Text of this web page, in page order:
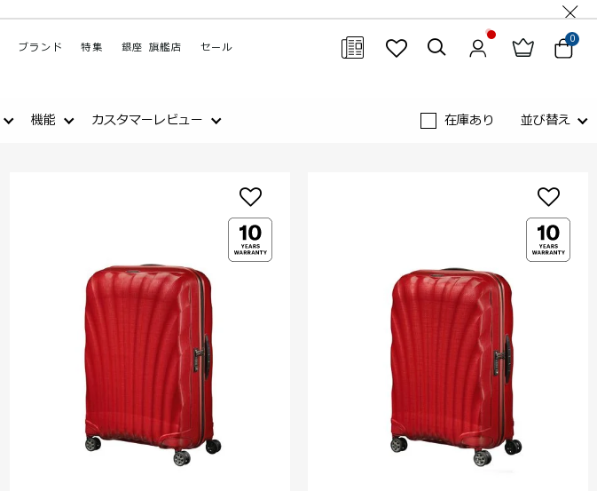
ブランド 特集 銀座 旗艦店 セール
0
閉じる
機能 カスタマーレビュー 在庫あり 並び替え